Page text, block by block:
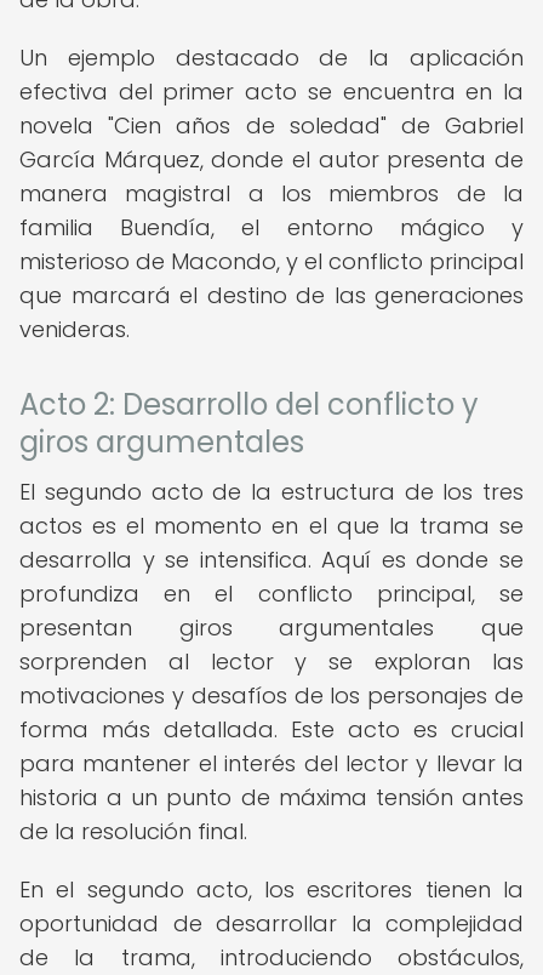
Un ejemplo destacado de la aplicación
efectiva del primer acto se encuentra en la
novela "Cien años de soledad" de Gabriel
García Márquez, donde el autor presenta de
manera magistral a los miembros de la
familia Buendía, el entorno mágico y
misterioso de Macondo, y el conflicto principal
que marcará el destino de las generaciones
venideras.
Acto 2: Desarrollo del conflicto y
giros argumentales
El segundo acto de la estructura de los tres
actos es el momento en el que la trama se
desarrolla y se intensifica. Aquí es donde se
profundiza en el conflicto principal, se
presentan giros argumentales que
sorprenden al lector y se exploran las
motivaciones y desafíos de los personajes de
forma más detallada. Este acto es crucial
para mantener el interés del lector y llevar la
historia a un punto de máxima tensión antes
de la resolución final.
En el segundo acto, los escritores tienen la
oportunidad de desarrollar la complejidad
de la trama, introduciendo obstáculos,